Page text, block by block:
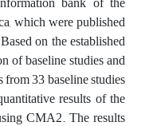
which were published
on the established
of baseline studies and
33 baseline studies
results of the
CMA2. The results